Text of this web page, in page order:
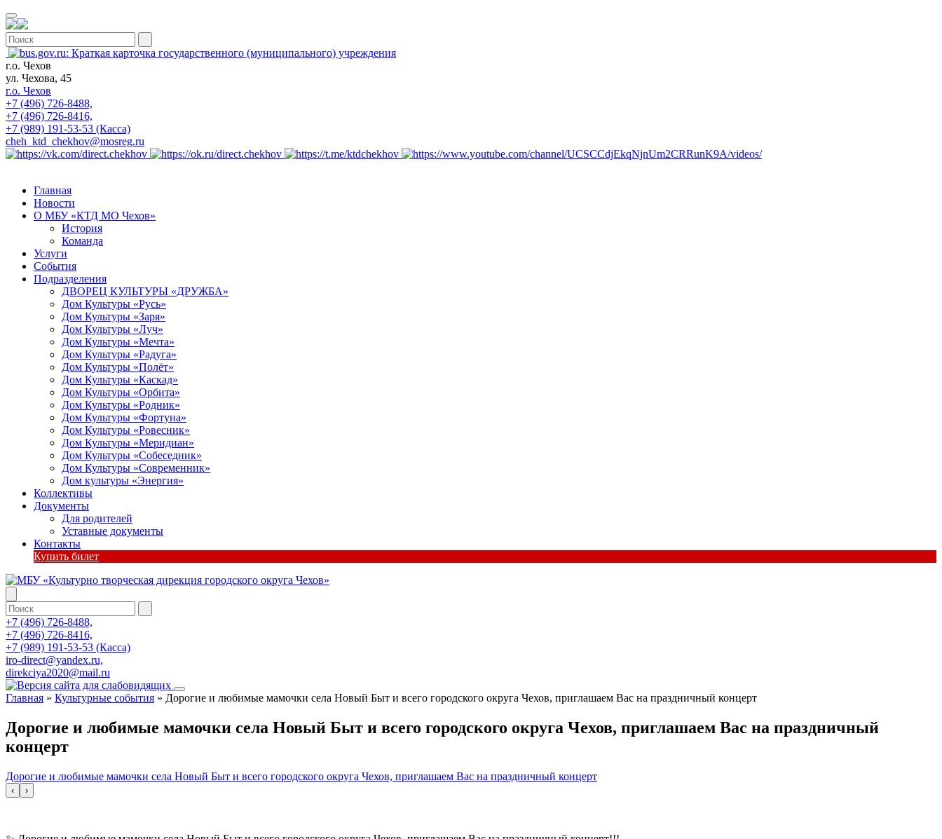
г.о. Чехов
ул. Чехова, 45
г.о. Чехов
+7 (496) 726-8488,
+7 (496) 726-8416,
+7 (989) 191-53-53 (Касса)
cheh_ktd_chekhov@mosreg.ru
Главная
Новости
О МБУ «КТД МО Чехов»
История
Команда
Услуги
События
Подразделения
ДВОРЕЦ КУЛЬТУРЫ «ДРУЖБА»
Дом Культуры «Русь»
Дом Культуры «Заря»
Дом Культуры «Луч»
Дом Культуры «Мечта»
Дом Культуры «Радуга»
Дом Культуры «Полёт»
Дом Культуры «Каскад»
Дом Культуры «Орбита»
Дом Культуры «Родник»
Дом Культуры «Фортуна»
Дом Культуры «Ровесник»
Дом Культуры «Меридиан»
Дом Культуры «Собеседник»
Дом Культуры «Современник»
Дом культуры «Энергия»
Коллективы
Документы
Для родителей
Уставные документы
Контакты
Купить билет
+7 (496) 726-8488,
+7 (496) 726-8416,
+7 (989) 191-53-53 (Касса)
iro-direct@yandex.ru,
direkciya2020@mail.ru
Главная » Культурные события » Дорогие и любимые мамочки села Новый Быт и всего городского округа Чехов, приглашаем Вас на праздничный концерт
Дорогие и любимые мамочки села Новый Быт и всего городского округа Чехов, приглашаем Вас на праздничный
концерт
Дорогие и любимые мамочки села Новый Быт и всего городского округа Чехов, приглашаем Вас на праздничный концерт
‹ ›